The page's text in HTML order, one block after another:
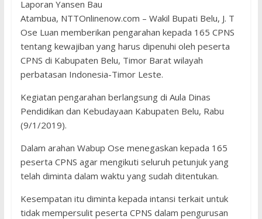
Laporan Yansen Bau
Atambua, NTTOnlinenow.com – Wakil Bupati Belu, J. T
Ose Luan memberikan pengarahan kepada 165 CPNS
tentang kewajiban yang harus dipenuhi oleh peserta
CPNS di Kabupaten Belu, Timor Barat wilayah
perbatasan Indonesia-Timor Leste.
Kegiatan pengarahan berlangsung di Aula Dinas
Pendidikan dan Kebudayaan Kabupaten Belu, Rabu
(9/1/2019).
Dalam arahan Wabup Ose menegaskan kepada 165
peserta CPNS agar mengikuti seluruh petunjuk yang
telah diminta dalam waktu yang sudah ditentukan.
Kesempatan itu diminta kepada intansi terkait untuk
tidak mempersulit peserta CPNS dalam pengurusan